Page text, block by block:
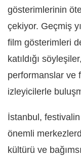
gösterimlerinin
çekiyor. Geçmiş
film gösterimleri
katıldığı
performanslar ve
izleyicilerle
İstanbul,
önemli
kültürü ve